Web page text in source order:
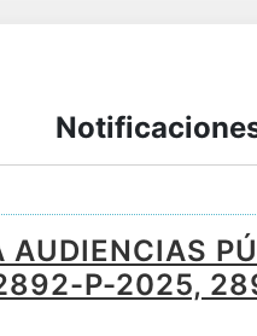
AUDIENCIAS
P-2025,